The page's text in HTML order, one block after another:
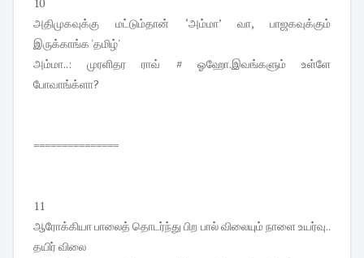
அதிமுகவுக்கு மட்டும்தான் ‘அம்மா’ வா, பாஜகவுக்கும்
இருக்காங்க 'தமிழ்'
அம்மா..: முரளிதர ராவ் # ஓஹோ.இவங்களும் உள்ளே
போவாங்க்ளா?
===============
11
ஆரோக்கியா பாலைத் தொடர்ந்து பிற பால் விலையும் நாளை உயர்வு..
தயிர் விலை